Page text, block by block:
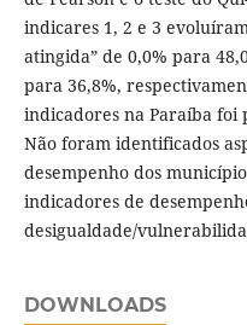
indicares 1, 2 e 3
atingida” de 0,0% para
para 36,8%,
indicadores na Paraíba foi
Não foram identificados
desempenho dos
indicadores de
desigualdade/
DOWNLOADS